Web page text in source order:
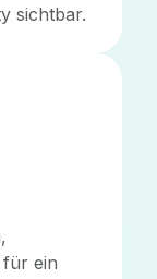
sichtbar.
ein